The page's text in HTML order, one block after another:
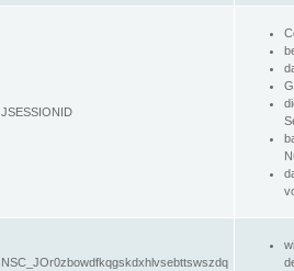
JSESSIONID
NSC_JOr0zbowdfkqgskdxhlvsebttswszdq